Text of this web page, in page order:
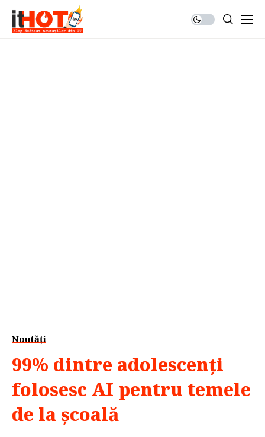
Noutăți
99% dintre adolescenți
folosesc AI pentru temele
de la școală